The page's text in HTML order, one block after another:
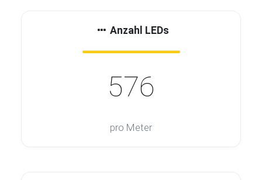
Anzahl LEDs
576
pro Meter